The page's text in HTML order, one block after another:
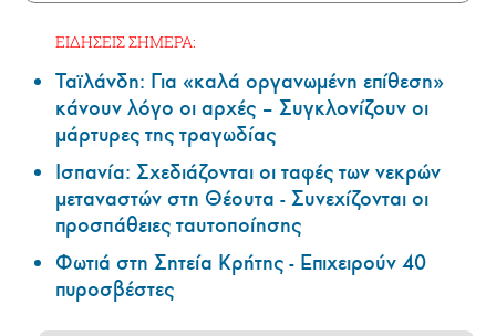
ΕΙΔΗΣΕΙΣ ΣΗΜΕΡΑ:
Ταϊλάνδη: Για «καλά οργανωμένη επίθεση»
κάνουν λόγο οι αρχές – Συγκλονίζουν οι
μάρτυρες της τραγωδίας
Ισπανία: Σχεδιάζονται οι ταφές των νεκρών
μεταναστών στη Θέουτα - Συνεχίζονται οι
προσπάθειες ταυτοποίησης
Φωτιά στη Σητεία Κρήτης - Επιχειρούν 40
πυροσβέστες